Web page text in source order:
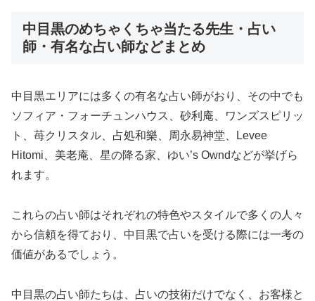
中目黒のめちゃくちゃ当たる先生・占い
師・有名な占い師などまとめ
中目黒エリアには多くの有名な占い師がおり、その中でも
ソフィア・フォーチュンハウス、砂利庵、ワンズスピリッ
ト、苺クリスタル、占処和樂、周永易神堂、Levee
Hitomi、美老庵、星の降る家、ゆい’s Owndなどが挙げら
れます。
これらの占い師はそれぞれの特色やスタイルで多くの人々
から信頼を得ており、中目黒で占いを受ける際には一考の
価値があるでしょう。
中目黒の占い師たちは、占いの技術だけでなく、お客様と